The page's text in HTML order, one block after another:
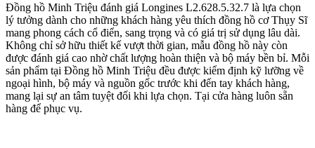
Đồng hồ Minh Triệu đánh giá Longines L2.628.5.32.7 là lựa chọn
lý tưởng dành cho những khách hàng yêu thích đồng hồ cơ Thụy Sĩ
mang phong cách cổ điển, sang trọng và có giá trị sử dụng lâu dài.
Không chỉ sở hữu thiết kế vượt thời gian, mẫu đồng hồ này còn
được đánh giá cao nhờ chất lượng hoàn thiện và bộ máy bền bỉ. Mỗi
sản phẩm tại Đồng hồ Minh Triệu đều được kiểm định kỹ lưỡng về
ngoại hình, bộ máy và nguồn gốc trước khi đến tay khách hàng,
mang lại sự an tâm tuyệt đối khi lựa chọn. Tại cửa hàng luôn sẵn
hàng để phục vụ.